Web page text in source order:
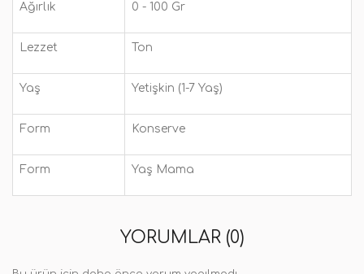
Ağırlık 0 - 100 Gr
Lezzet Ton
Yaş Yetişkin (1-7 Yaş)
Form Konserve
Form Yaş Mama
YORUMLAR (0)